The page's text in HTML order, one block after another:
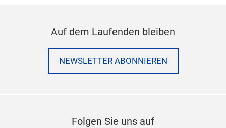
Auf dem Laufenden bleiben
NEWSLETTER ABONNIEREN
Folgen Sie uns auf